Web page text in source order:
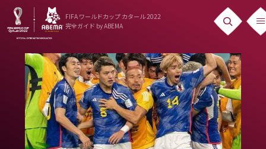
FIFA ワールドカップ カタール 2022
完全ガイド by ABEMA
ニュース
News
出場国
Teams